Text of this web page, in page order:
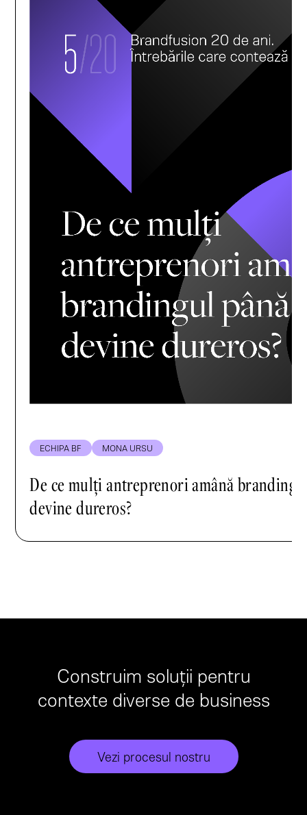
ECHIPA BF MONA URSU
De ce mulți antreprenori amână
devine dureros?
Construim soluții pentru
contexte diverse de business
Vezi procesul nostru